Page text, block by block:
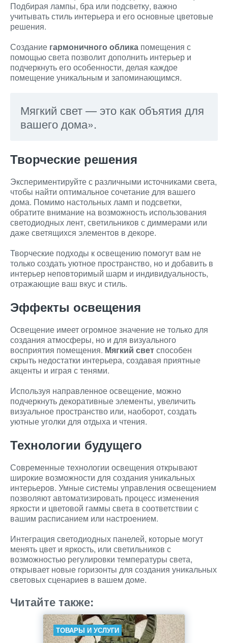
Подбирая лампы, бра или подсветку, важно
учитывать стиль интерьера и его основные цветовые
решения.
Создание гармоничного облика помещения с
помощью света позволит дополнить интерьер и
подчеркнуть его особенности, делая каждое
помещение уникальным и запоминающимся.
Мягкий свет — это как объятия для
вашего дома».
Творческие решения
Экспериментируйте с различными источниками света,
чтобы найти оптимальное сочетание для вашего
дома. Помимо настольных ламп и подсветки,
обратите внимание на возможность использования
светодиодных лент, светильников с диммерами или
даже светящихся элементов в декоре.
Творческие подходы к освещению помогут вам не
только создать уютное пространство, но и добавить в
интерьер неповторимый шарм и индивидуальность,
отражающие ваш вкус и стиль.
Эффекты освещения
Освещение имеет огромное значение не только для
создания атмосферы, но и для визуального
восприятия помещения. Мягкий светспособен
скрыть недостатки интерьера, создавая приятные
акценты и играя с тенями.
Используя направленное освещение, можно
подчеркнуть декоративные элементы, увеличить
визуальное пространство или, наоборот, создать
уютные уголки для отдыха и чтения.
Технологии будущего
Современные технологии освещения открывают
широкие возможности для создания уникальных
интерьеров. Умные системы управления освещением
позволяют автоматизировать процесс изменения
яркости и цветовой гаммы света в соответствии с
вашим расписанием или настроением.
Интеграция светодиодных панелей, которые могут
менять цвет и яркость, или светильников с
возможностью регулировки температуры света,
открывает новые горизонты для создания уникальных
световых сценариев в вашем доме.
Читайте также:
ТОВАРЫ И УСЛУГИ